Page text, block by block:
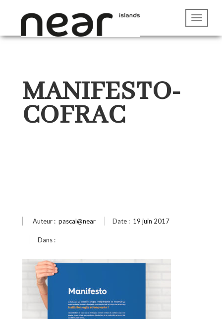
MANIFESTO-
COFRAC
Auteur : pascal@near Date : 19 juin 2017
Dans :